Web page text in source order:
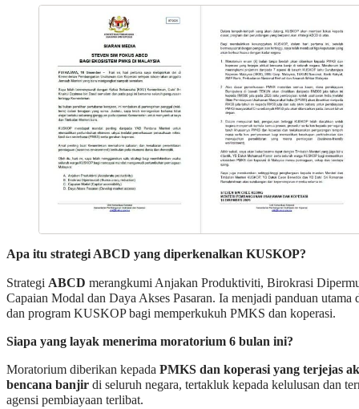
Apa itu strategi ABCD yang diperkenalkan KUSKOP?
Strategi ABCD merangkumi Anjakan Produktiviti, Birokrasi
Capaian Modal dan Daya Akses Pasaran. Ia menjadi panduan utama
dan program KUSKOP bagi memperkukuh PMKS dan koperasi.
Siapa yang layak menerima moratorium 6 bulan ini?
Moratorium diberikan kepada PMKS dan koperasi yang terjejas
bencana banjir di seluruh negara, tertakluk kepada kelulusan dan
agensi pembiayaan terlibat.